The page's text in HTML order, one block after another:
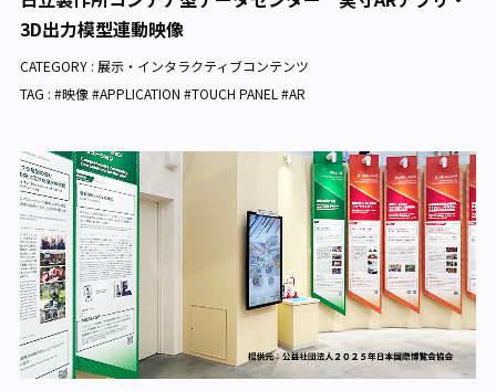
3D出力模型連動映像
CATEGORY : 展示・インタラクティブコンテンツ
TAG : #映像 #APPLICATION #TOUCH PANEL #AR